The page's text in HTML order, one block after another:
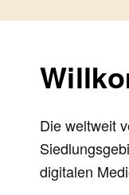
Die weltweit
digitalen